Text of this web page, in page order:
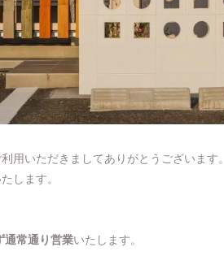
用いただきましてありがとうございます。
します。
通常通り営業いたします。